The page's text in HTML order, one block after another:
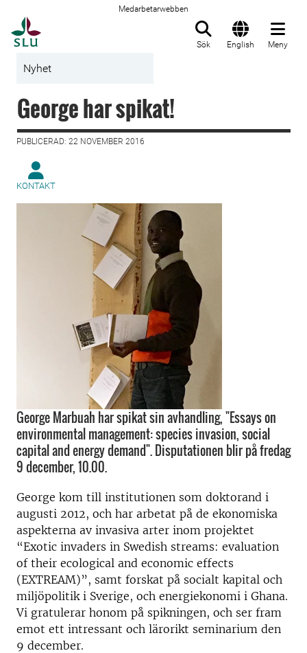
Medarbetarwebben
Sök English Meny
Nyhet
George har spikat!
PUBLICERAD: 22 NOVEMBER 2016
KONTAKT
George Marbuah har spikat sin avhandling, "Essays on
environmental management: species invasion, social
capital and energy demand". Disputationen blir på fredag
9 december, 10.00.
George kom till institutionen som doktorand i
augusti 2012, och har arbetat på de ekonomiska
aspekterna av invasiva arter inom projektet
“Exotic invaders in Swedish streams: evaluation
of their ecological and economic effects
(EXTREAM)”, samt forskat på socialt kapital och
miljöpolitik i Sverige, och energiekonomi i Ghana.
Vi gratulerar honom på spikningen, och ser fram
emot ett intressant och lärorikt seminarium den
9 december.